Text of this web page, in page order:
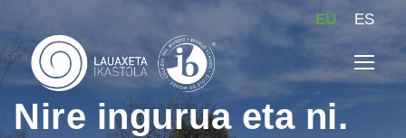
EU ES
Nire ingurua eta ni.